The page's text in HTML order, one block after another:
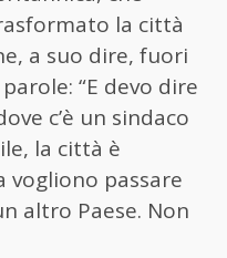
la città
a suo dire, fuori
“E devo dire
c’è un sindaco
la città è
vogliono passare
altro Paese. Non